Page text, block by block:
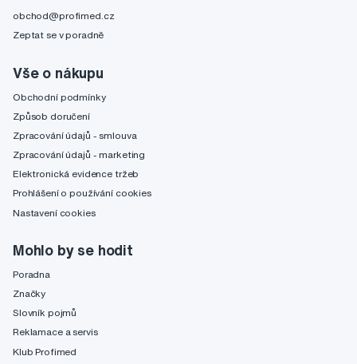
obchod@profimed.cz
Zeptat se v poradně
Vše o nákupu
Obchodní podmínky
Způsob doručení
Zpracování údajů - smlouva
Zpracování údajů - marketing
Elektronická evidence tržeb
Prohlášení o používání cookies
Nastavení cookies
Mohlo by se hodit
Poradna
Značky
Slovník pojmů
Reklamace a servis
Klub Profimed